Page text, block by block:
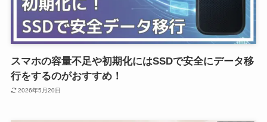
スマホの容量不足や初期化にはSSDで安全にデータ移
行をするのがおすすめ！
2026年5月20日